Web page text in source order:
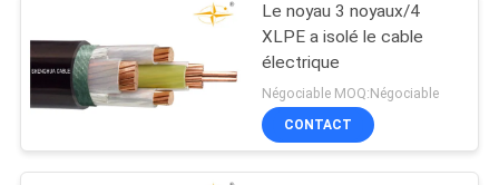
Le noyau 3 noyaux/4
XLPE a isolé le cable
électrique
Négociable MOQ:Négociable
CONTACT